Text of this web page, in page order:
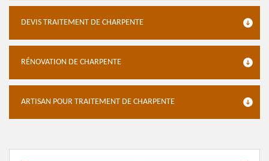
DEVIS TRAITEMENT DE CHARPENTE
RÉNOVATION DE CHARPENTE
ARTISAN POUR TRAITEMENT DE CHARPENTE